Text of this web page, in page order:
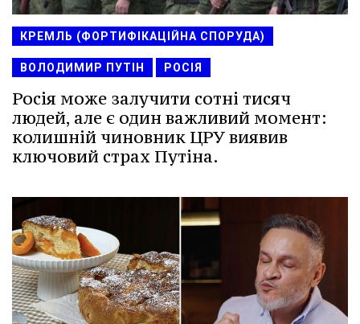
КРЕМЛЬ (ФОРТИФІКАЦІЙНА СПОРУДА)
ВОЛОДИМИР ПУТІН РОСІЯ
Росія може залучити сотні тисяч
людей, але є один важливий момент:
колишній чиновник ЦРУ виявив
ключовий страх Путіна.